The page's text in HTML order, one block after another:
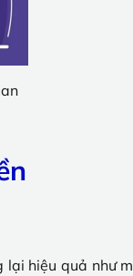
hiệu quả như